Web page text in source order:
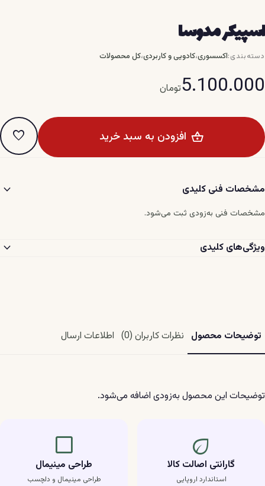
اسپیکر مدوسا
دسته‌بندی:اکسسوری،کادویی و کاربردی،کل محصولات
5.100.000تومان
افزودن به سبد خرید favorite
مشخصات فنی کلیدی expand_more
مشخصات فنی به‌زودی ثبت می‌شود.
ویژگی‌های کلیدی expand_more
توضیحات محصول نظرات کاربران (0) اطلاعات ارسال
توضیحات این محصول به‌زودی اضافه می‌شود.
eco
گارانتی اصالت کالا
استاندارد اروپایی
crop_square
طراحی مینیمال
طراحی مینیمال و دلچسب